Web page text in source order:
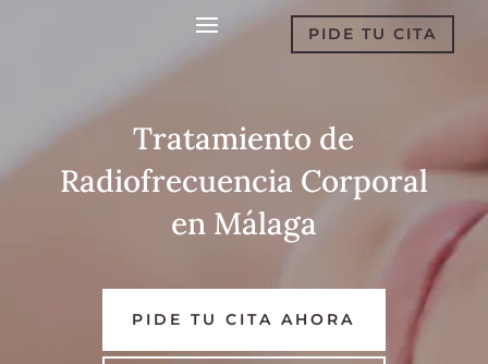
PIDE TU CITA
Tratamiento de
Radiofrecuencia Corporal
en Málaga
PIDE TU CITA AHORA